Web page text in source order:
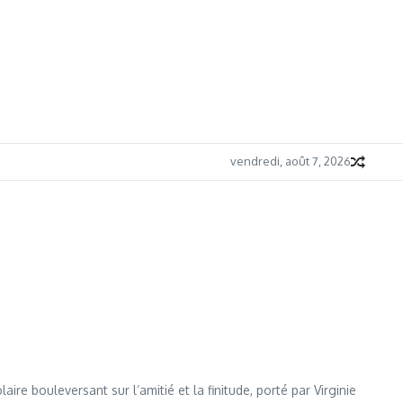
vendredi, août 7, 2026
bouleversant sur l’amitié et la finitude, porté par Virginie